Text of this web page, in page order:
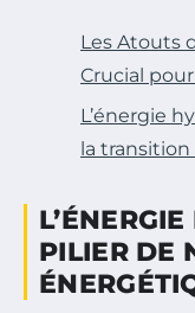
Les Atouts
Crucial
L’énergie
la
PILIER DE